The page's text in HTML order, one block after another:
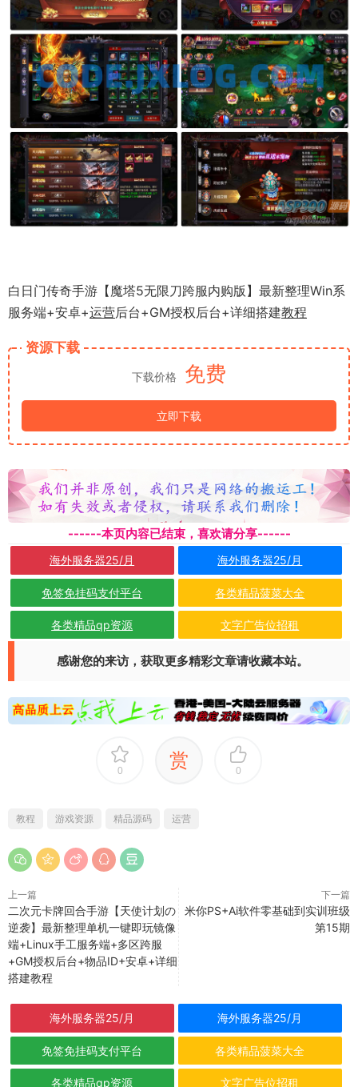
白日门传奇手游【魔塔5无限刀跨服内购版】最新整理Win系
服务端+安卓+运营后台+GM授权后台+详细搭建教程
资源下载
下载价格 免费
立即下载
------本页内容已结束，喜欢请分享------
海外服务器25/月 海外服务器25/月
免签免挂码支付平台 各类精品菠菜大全
各类精品qp资源 文字广告位招租
感谢您的来访，获取更多精彩文章请收藏本站。
0 赏 0
教程 游戏资源 精品源码 运营
上一篇
二次元卡牌回合手游【天使计划の
逆袭】最新整理单机一键即玩镜像
端+Linux手工服务端+多区跨服
+GM授权后台+物品ID+安卓+详细
搭建教程
下一篇
米你PS+Ai软件零基础到实训班级
第15期
海外服务器25/月 海外服务器25/月
免签免挂码支付平台 各类精品菠菜大全
各类精品qp资源 文字广告位招租